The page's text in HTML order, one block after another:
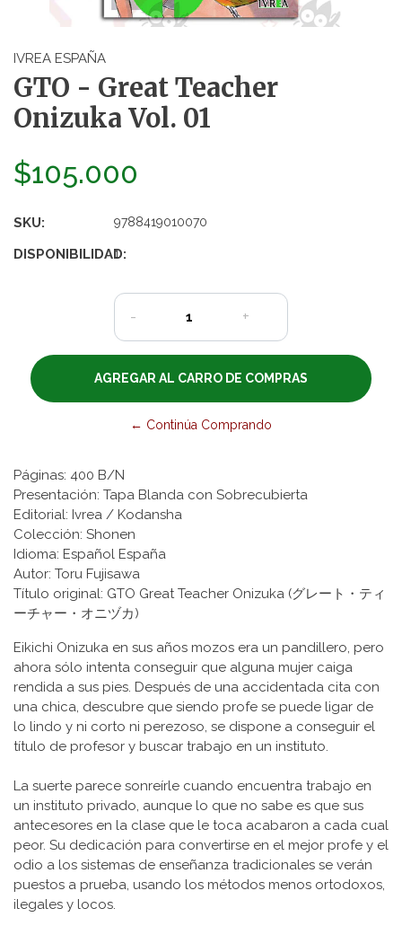
IVREA ESPAÑA
GTO - Great Teacher
Onizuka Vol. 01
$105.000
SKU: 9788419010070
DISPONIBILIDAD:
1
- +
← Continúa Comprando
Páginas: 400 B/N
Presentación: Tapa Blanda con Sobrecubierta
Editorial: Ivrea / Kodansha
Colección: Shonen
Idioma: Español España
Autor: Toru Fujisawa
Título original: GTO Great Teacher Onizuka (グレート・ティ
ーチャー・オニヅカ)
Eikichi Onizuka en sus años mozos era un pandillero, pero
ahora sólo intenta conseguir que alguna mujer caiga
rendida a sus pies. Después de una accidentada cita con
una chica, descubre que siendo profe se puede ligar de
lo lindo y ni corto ni perezoso, se dispone a conseguir el
título de profesor y buscar trabajo en un instituto.
La suerte parece sonreírle cuando encuentra trabajo en
un instituto privado, aunque lo que no sabe es que sus
antecesores en la clase que le toca acabaron a cada cual
peor. Su dedicación para convertirse en el mejor profe y el
odio a los sistemas de enseñanza tradicionales se verán
puestos a prueba, usando los métodos menos ortodoxos,
ilegales y locos.